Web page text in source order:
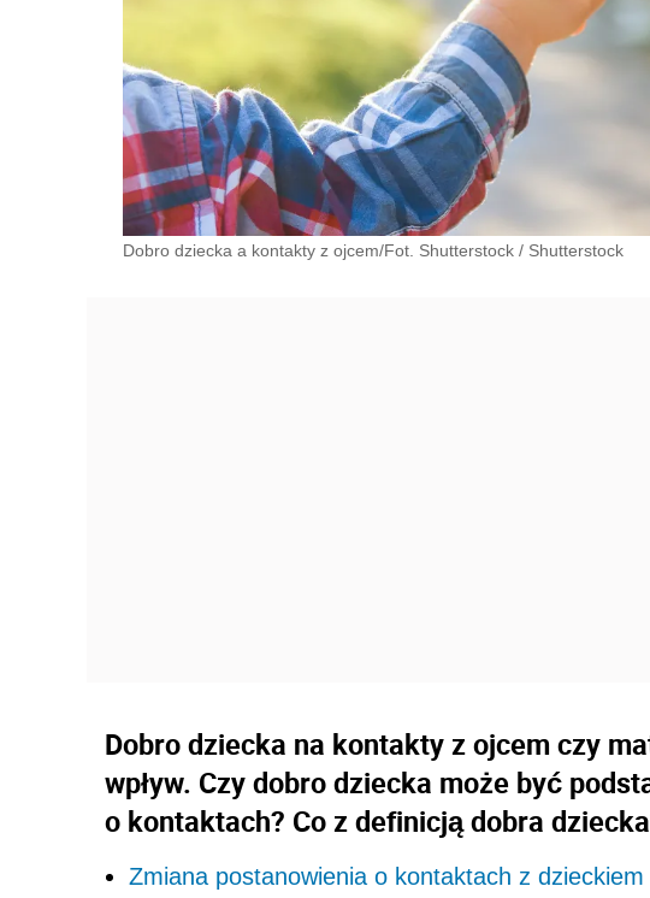
Dobro dziecka a kontakty z ojcem/Fot. Shutterstock / Shutterstock
Dobro dziecka na kontakty z ojcem czy
wpływ. Czy dobro dziecka może być
o kontaktach? Co z definicją dobra
Zmiana postanowienia o kontaktach z dzieckiem